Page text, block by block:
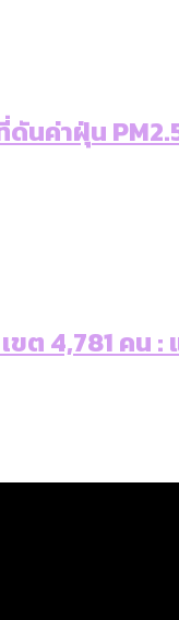
นค่าฝุ่น
ขต 4,781 ค